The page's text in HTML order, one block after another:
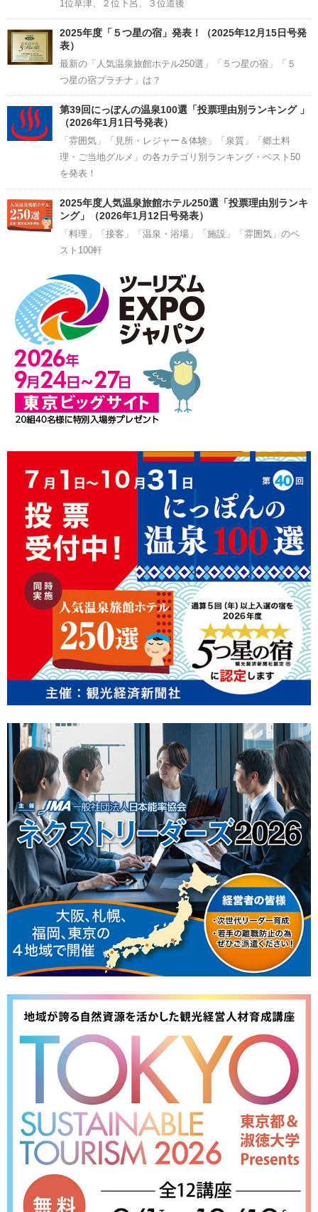
1位草津、２位下呂、３位道後
2025年度「５つ星の宿」発表！（2025年12月15日号発
表）
最新の「人気温泉旅館ホテル250選」「５つ星の宿」「５
つ星の宿プラチナ」は？
第39回にっぽんの温泉100選「投票理由別ランキング 」
（2026年1月1日号発表）
「雰囲気」「見所・レジャー＆体験」「泉質」「郷土料
理・ご当地グルメ」の各カテゴリ別ランキング・ベスト50
を発表！
2025年度人気温泉旅館ホテル250選「投票理由別ランキ
ング」（2026年1月12日号発表）
「料理」「接客」「温泉・浴場」「施設」「雰囲気」のベ
スト100軒